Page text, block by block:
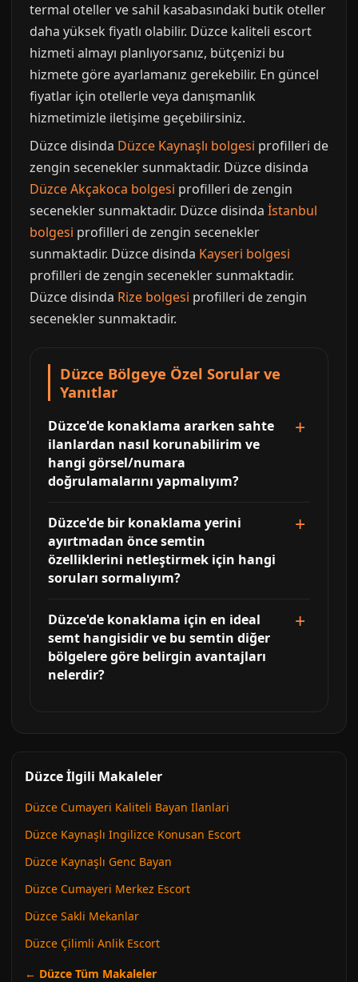
termal oteller ve sahil kasabasındaki butik oteller
daha yüksek fiyatlı olabilir. Düzce kaliteli escort
hizmeti almayı planlıyorsanız, bütçenizi bu
hizmete göre ayarlamanız gerekebilir. En güncel
fiyatlar için otellerle veya danışmanlık
hizmetimizle iletişime geçebilirsiniz.
Düzce disinda Düzce Kaynaşlı bolgesi profilleri de
zengin secenekler sunmaktadir. Düzce disinda
Düzce Akçakoca bolgesi profilleri de zengin
secenekler sunmaktadir. Düzce disinda İstanbul
bolgesi profilleri de zengin secenekler
sunmaktadir. Düzce disinda Kayseri bolgesi
profilleri de zengin secenekler sunmaktadir.
Düzce disinda Rize bolgesi profilleri de zengin
secenekler sunmaktadir.
Düzce Bölgeye Özel Sorular ve
Yanıtlar
Düzce'de konaklama ararken sahte
ilanlardan nasıl korunabilirim ve
hangi görsel/numara
doğrulamalarını yapmalıyım?
Düzce'de bir konaklama yerini
ayırtmadan önce semtin
özelliklerini netleştirmek için hangi
soruları sormalıyım?
Düzce'de konaklama için en ideal
semt hangisidir ve bu semtin diğer
bölgelere göre belirgin avantajları
nelerdir?
Düzce İlgili Makaleler
Düzce Cumayeri Kaliteli Bayan Ilanlari
Düzce Kaynaşlı Ingilizce Konusan Escort
Düzce Kaynaşlı Genc Bayan
Düzce Cumayeri Merkez Escort
Düzce Sakli Mekanlar
Düzce Çilimli Anlik Escort
← Düzce Tüm Makaleler